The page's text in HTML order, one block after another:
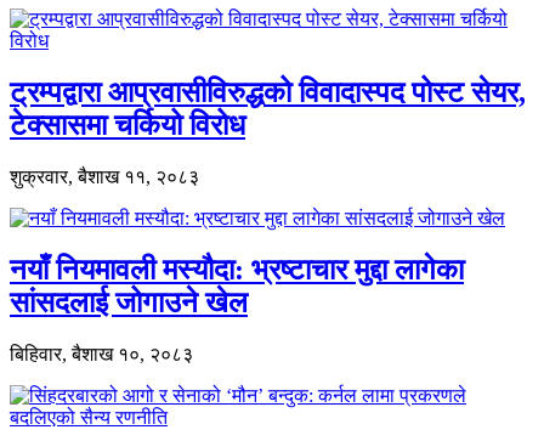
ट्रम्पद्वारा आप्रवासीविरुद्धको विवादास्पद पोस्ट सेयर,
टेक्सासमा चर्कियो विरोध
शुक्रवार, बैशाख ११, २०८३
नयाँ नियमावली मस्यौदा: भ्रष्टाचार मुद्दा लागेका
सांसदलाई जोगाउने खेल
बिहिवार, बैशाख १०, २०८३